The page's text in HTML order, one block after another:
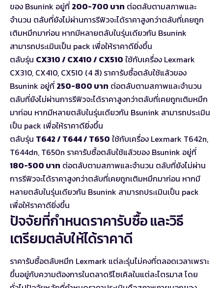
ของ Bsunink อยู่ที่ 200-700 บาท ต่อตลับตามสภาพและ
จำนวน ตลับที่ยังไม่ผ่านการรีฟิวจะได้ราคาสูงกว่าตลับที่เคยถูก
เติมหมึกมาก่อน หากมีหลายตลับในรุ่นเดียวกัน Bsunink
สามารถประเมินเป็น pack เพื่อให้ราคาดียิ่งขึ้น
ตลับรุ่น CX310 / CX410 / CX510 ใช้กับเครื่อง Lexmark
CX310, CX410, CX510 (4 สี) ราคารับซื้อตลับใช้แล้วของ
Bsunink อยู่ที่ 250-800 บาท ต่อตลับตามสภาพและจำนวน
ตลับที่ยังไม่ผ่านการรีฟิวจะได้ราคาสูงกว่าตลับที่เคยถูกเติมหมึก
มาก่อน หากมีหลายตลับในรุ่นเดียวกัน Bsunink สามารถประเมิน
เป็น pack เพื่อให้ราคาดียิ่งขึ้น
ตลับรุ่น T642 / T644 / T650 ใช้กับเครื่อง Lexmark T642n,
T644dn, T650n ราคารับซื้อตลับใช้แล้วของ Bsunink อยู่ที่
180-500 บาท ต่อตลับตามสภาพและจำนวน ตลับที่ยังไม่ผ่าน
การรีฟิวจะได้ราคาสูงกว่าตลับที่เคยถูกเติมหมึกมาก่อน หากมี
หลายตลับในรุ่นเดียวกัน Bsunink สามารถประเมินเป็น pack
เพื่อให้ราคาดียิ่งขึ้น
ปัจจัยที่กำหนดราคารับซื้อ และวิธี
เตรียมตลับให้ได้ราคาดี
ราคารับซื้อตลับหมึก Lexmark แต่ละรุ่นไม่คงที่ตลอดเวลาเพราะ
ขึ้นอยู่กับความต้องการในตลาดรีไซเคิลในแต่ละไตรมาส โดย